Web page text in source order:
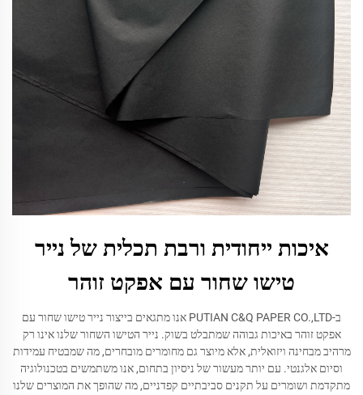
איכות ייחודית ורבת תכלית של נייר
טישו שחור עם אפקט זוהר
ב-PUTIAN C&Q PAPER CO.,LTD אנו מתגאים בייצור נייר טישו שחור עם
אפקט זוהר באיכות גבוהה שמתבלט בשוק. נייר הטישו השחור שלנו אינו רק
מרהיב מבחינה ויזואלית, אלא מיוצר גם מחומרים מובחרים, מה שמבטיח עמידות
וסיום אלגנטי. עם יותר מעשור של ניסיון בתחום, אנו משתמשים בטכנולוגיה
מתקדמת ושומרים על תקנים סביבתיים קפדניים, מה שהופך את המוצרים שלנו